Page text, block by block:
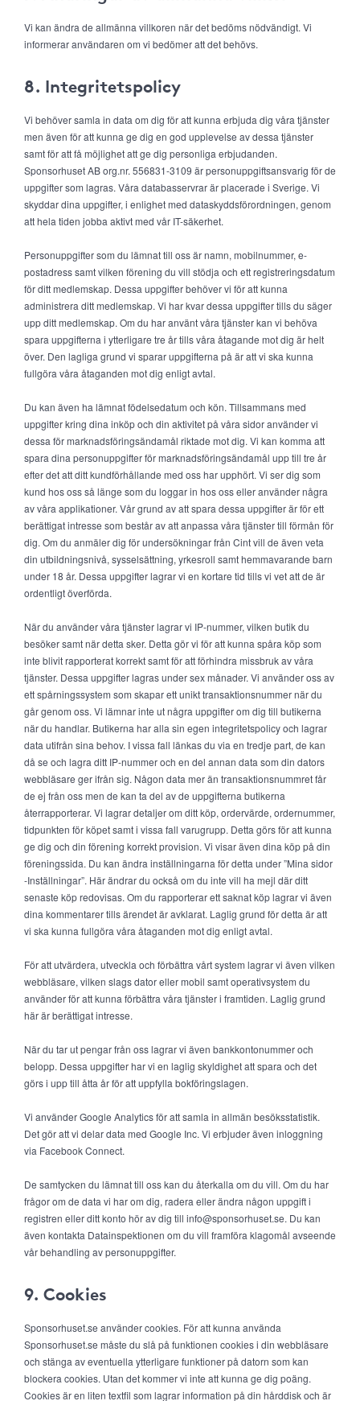
Vi kan ändra de allmänna villkoren när det bedöms nödvändigt. Vi
informerar användaren om vi bedömer att det behövs.
8. Integritetspolicy
Vi behöver samla in data om dig för att kunna erbjuda dig våra tjänster
men även för att kunna ge dig en god upplevelse av dessa tjänster
samt för att få möjlighet att ge dig personliga erbjudanden.
Sponsorhuset AB org.nr. 556831-3109 är personuppgiftsansvarig för de
uppgifter som lagras. Våra databasservrar är placerade i Sverige. Vi
skyddar dina uppgifter, i enlighet med dataskyddsförordningen, genom
att hela tiden jobba aktivt med vår IT-säkerhet.
Personuppgifter som du lämnat till oss är namn, mobilnummer, e-
postadress samt vilken förening du vill stödja och ett registreringsdatum
för ditt medlemskap. Dessa uppgifter behöver vi för att kunna
administrera ditt medlemskap. Vi har kvar dessa uppgifter tills du säger
upp ditt medlemskap. Om du har använt våra tjänster kan vi behöva
spara uppgifterna i ytterligare tre år tills våra åtagande mot dig är helt
över. Den lagliga grund vi sparar uppgifterna på är att vi ska kunna
fullgöra våra åtaganden mot dig enligt avtal.
Du kan även ha lämnat födelsedatum och kön. Tillsammans med
uppgifter kring dina inköp och din aktivitet på våra sidor använder vi
dessa för marknadsföringsändamål riktade mot dig. Vi kan komma att
spara dina personuppgifter för marknadsföringsändamål upp till tre år
efter det att ditt kundförhållande med oss har upphört. Vi ser dig som
kund hos oss så länge som du loggar in hos oss eller använder några
av våra applikationer. Vår grund av att spara dessa uppgifter är för ett
berättigat intresse som består av att anpassa våra tjänster till förmån för
dig. Om du anmäler dig för undersökningar från Cint vill de även veta
din utbildningsnivå, sysselsättning, yrkesroll samt hemmavarande barn
under 18 år. Dessa uppgifter lagrar vi en kortare tid tills vi vet att de är
ordentligt överförda.
När du använder våra tjänster lagrar vi IP-nummer, vilken butik du
besöker samt när detta sker. Detta gör vi för att kunna spåra köp som
inte blivit rapporterat korrekt samt för att förhindra missbruk av våra
tjänster. Dessa uppgifter lagras under sex månader. Vi använder oss av
ett spårningssystem som skapar ett unikt transaktionsnummer när du
går genom oss. Vi lämnar inte ut några uppgifter om dig till butikerna
när du handlar. Butikerna har alla sin egen integritetspolicy och lagrar
data utifrån sina behov. I vissa fall länkas du via en tredje part, de kan
då se och lagra ditt IP-nummer och en del annan data som din dators
webbläsare ger ifrån sig. Någon data mer än transaktionsnummret får
de ej från oss men de kan ta del av de uppgifterna butikerna
återrapporterar. Vi lagrar detaljer om ditt köp, ordervärde, ordernummer,
tidpunkten för köpet samt i vissa fall varugrupp. Detta görs för att kunna
ge dig och din förening korrekt provision. Vi visar även dina köp på din
föreningssida. Du kan ändra inställningarna för detta under ”Mina sidor
-Inställningar”. Här ändrar du också om du inte vill ha mejl där ditt
senaste köp redovisas. Om du rapporterar ett saknat köp lagrar vi även
dina kommentarer tills ärendet är avklarat. Laglig grund för detta är att
vi ska kunna fullgöra våra åtaganden mot dig enligt avtal.
För att utvärdera, utveckla och förbättra vårt system lagrar vi även vilken
webbläsare, vilken slags dator eller mobil samt operativsystem du
använder för att kunna förbättra våra tjänster i framtiden. Laglig grund
här är berättigat intresse.
När du tar ut pengar från oss lagrar vi även bankkontonummer och
belopp. Dessa uppgifter har vi en laglig skyldighet att spara och det
görs i upp till åtta år för att uppfylla bokföringslagen.
Vi använder Google Analytics för att samla in allmän besöksstatistik.
Det gör att vi delar data med Google Inc. Vi erbjuder även inloggning
via Facebook Connect.
De samtycken du lämnat till oss kan du återkalla om du vill. Om du har
frågor om de data vi har om dig, radera eller ändra någon uppgift i
registren eller ditt konto hör av dig till info@sponsorhuset.se. Du kan
även kontakta Datainspektionen om du vill framföra klagomål avseende
vår behandling av personuppgifter.
9. Cookies
Sponsorhuset.se använder cookies. För att kunna använda
Sponsorhuset.se måste du slå på funktionen cookies i din webbläsare
och stänga av eventuella ytterligare funktioner på datorn som kan
blockera cookies. Utan det kommer vi inte att kunna ge dig poäng.
Cookies är en liten textfil som lagrar information på din hårddisk och är